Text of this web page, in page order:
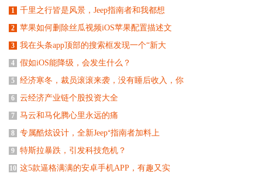
1 千里之行皆是风景，Jeep指南者和我都想
2 苹果如何删除丝瓜视频iOS苹果配置描述文
3 我在头条app顶部的搜索框发现一个“新大
4 假如iOS能降级，会发生什么？
5 经济寒冬，裁员滚滚来袭，没有睡后收入，你
6 云经济产业链个股投资大全
7 马云和马化腾心里永远的痛
8 专属酷炫设计，全新Jeep⁺指南者加料上
9 特斯拉暴跌，引发科技危机？
10 这5款逼格满满的安卓手机APP，有趣又实